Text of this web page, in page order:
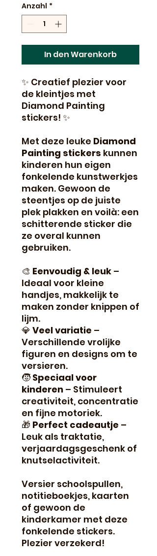
Anzahl *
In den Warenkorb
✨ Creatief plezier voor
de kleintjes met
Diamond Painting
stickers! ✨
Met deze leuke Diamond
Painting stickers kunnen
kinderen hun eigen
fonkelende kunstwerkjes
maken. Gewoon de
steentjes op de juiste
plek plakken en voilà: een
schitterende sticker die
ze overal kunnen
gebruiken.
🎨 Eenvoudig & leuk –
Ideaal voor kleine
handjes, makkelijk te
maken zonder knippen of
lijm.
💎 Veel variatie –
Verschillende vrolijke
figuren en designs om te
versieren.
🧒 Speciaal voor
kinderen – Stimuleert
creativiteit, concentratie
en fijne motoriek.
🎁 Perfect cadeautje –
Leuk als traktatie,
verjaardagsgeschenk of
knutselactiviteit.
Versier schoolspullen,
notitieboekjes, kaarten
of gewoon de
kinderkamer met deze
fonkelende stickers.
Plezier verzekerd!